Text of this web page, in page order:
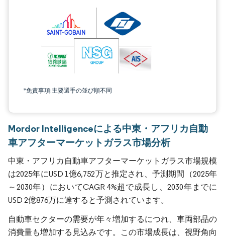
*免責事項:主要選手の並び順不同
Mordor Intelligenceによる中東・アフリカ自動
車アフターマーケットガラス市場分析
中東・アフリカ自動車アフターマーケットガラス市場規模
は2025年にUSD 1億6,752万と推定され、予測期間（2025年
～2030年）においてCAGR 4%超で成長し、2030年までに
USD 2億876万に達すると予測されています。
自動車セクターの需要が年々増加するにつれ、車両部品の
消費量も増加する見込みです。この市場成長は、視野角向